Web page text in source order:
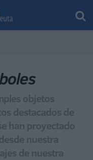
objetos
destacados de
han proyectado
nuestra
de nuestra